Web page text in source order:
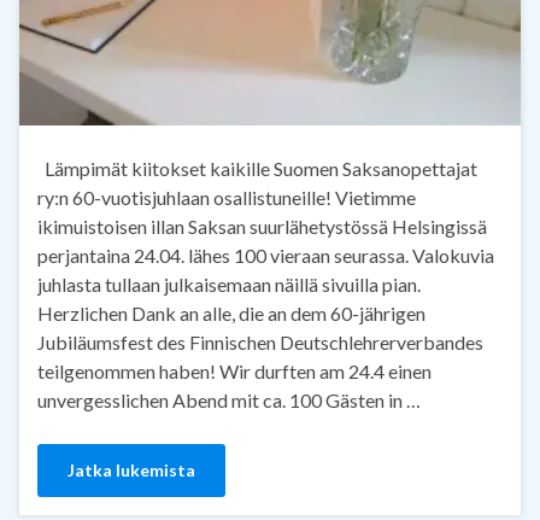
Lämpimät kiitokset kaikille Suomen Saksanopettajat
ry:n 60-vuotisjuhlaan osallistuneille! Vietimme
ikimuistoisen illan Saksan suurlähetystössä Helsingissä
perjantaina 24.04. lähes 100 vieraan seurassa. Valokuvia
juhlasta tullaan julkaisemaan näillä sivuilla pian.
Herzlichen Dank an alle, die an dem 60-jährigen
Jubiläumsfest des Finnischen Deutschlehrerverbandes
teilgenommen haben! Wir durften am 24.4 einen
unvergesslichen Abend mit ca. 100 Gästen in …
Jatka lukemista